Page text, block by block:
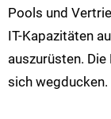
Pools und
IT-Kapazitäten
auszurüsten.
sich wegducken.